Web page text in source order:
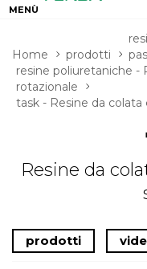
MENÙ
Home prodotti
resine poliuretaniche -
rotazionale
task - Resine da
Resine da
prodotti